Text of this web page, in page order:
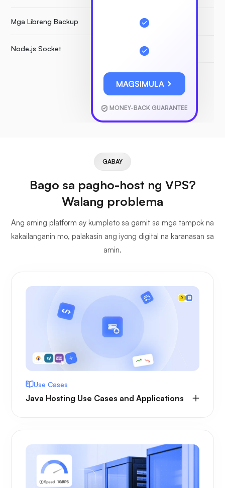
Mga Libreng Backup
Node.js Socket
MAGSIMULA
MONEY-BACK GUARANTEE
GABAY
Bago sa pagho-host ng VPS?
Walang problema
Ang aming platform ay kumpleto sa gamit sa mga tampok na
kakailanganin mo, palakasin ang iyong digital na karanasan sa
amin.
Use Cases
Java Hosting Use Cases and Applications